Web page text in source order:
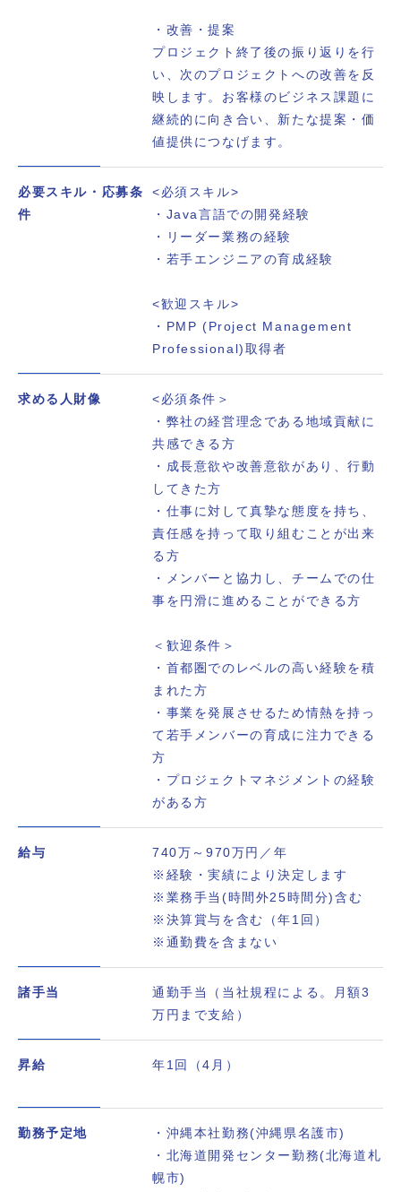
・改善・提案
プロジェクト終了後の振り返りを行
い、次のプロジェクトへの改善を反
映します。お客様のビジネス課題に
継続的に向き合い、新たな提案・価
値提供につなげます。
必要スキル・応募条
件
<必須スキル>
・Java言語での開発経験
・リーダー業務の経験
・若手エンジニアの育成経験
<歓迎スキル>
・PMP (Project Management
Professional)取得者
求める人財像
<必須条件＞
・弊社の経営理念である地域貢献に
共感できる方
・成長意欲や改善意欲があり、行動
してきた方
・仕事に対して真摯な態度を持ち、
責任感を持って取り組むことが出来
る方
・メンバーと協力し、チームでの仕
事を円滑に進めることができる方
＜歓迎条件＞
・首都圏でのレベルの高い経験を積
まれた方
・事業を発展させるため情熱を持っ
て若手メンバーの育成に注力できる
方
・プロジェクトマネジメントの経験
がある方
給与
740万～970万円／年
※経験・実績により決定します
※業務手当(時間外25時間分)含む
※決算賞与を含む（年1回）
※通勤費を含まない
諸手当
通勤手当（当社規程による。月額3
万円まで支給）
昇給 年1回（4月）
勤務予定地
・沖縄本社勤務(沖縄県名護市)
・北海道開発センター勤務(北海道札
幌市)